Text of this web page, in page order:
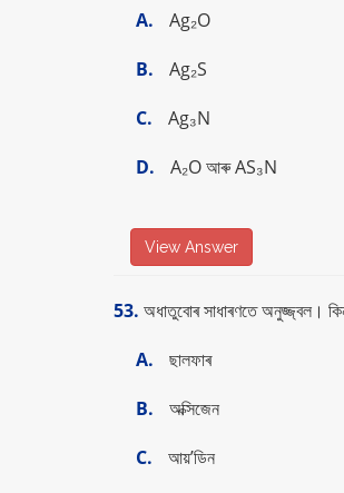
A.
Ag₂O
B.
Ag₂S
C.
Ag₃N
D.
A₂O আৰু AS₃N
View Answer
53. অধাতুবোৰ সাধাৰণতে অনুজ্জ্বল।
A.
ছালফাৰ
B.
অক্সিজেন
C.
আয়’ডিন